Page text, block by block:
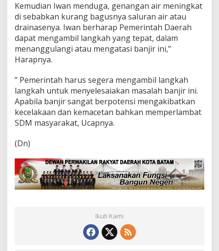
Kemudian Iwan menduga, genangan air meningkat
di sebabkan kurang bagusnya saluran air atau
drainasenya. Iwan berharap Pemerintah Daerah
dapat mengambil langkah yang tepat, dalam
menanggulangi atau mengatasi banjir ini,”
Harapnya.
” Pemerintah harus segera mengambil langkah
langkah untuk menyelesaiakan masalah banjir ini.
Apabila banjir sangat berpotensi mengakibatkan
kecelakaan dan kemacetan bahkan memperlambat
SDM masyarakat, Ucapnya.
(Dn)
Ikuti Kami